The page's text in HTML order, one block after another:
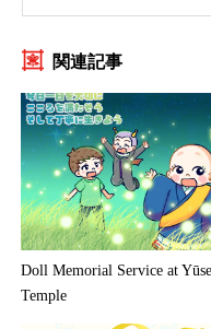
関連記事
Doll Memorial Service at
Temple